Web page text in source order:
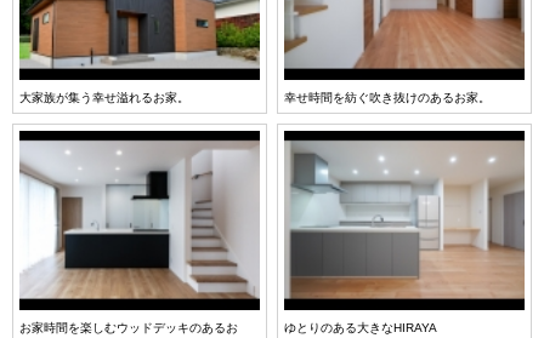
大家族が集う幸せ溢れるお家。 幸せ時間を紡ぐ吹き抜けのあるお家。
お家時間を楽しむウッドデッキのあるお
ゆとりのある大きなHIRAYA